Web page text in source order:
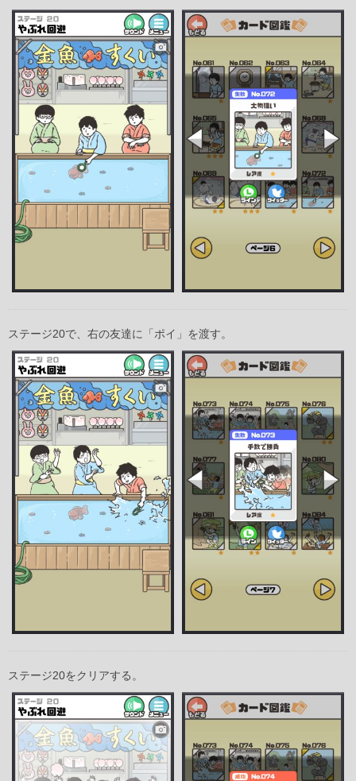
ステージ20で、右の友達に「ポイ」を渡す。
ステージ20をクリアする。